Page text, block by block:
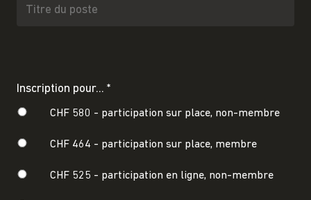
Inscription pour... *
CHF 580 - participation sur place, non-membre
CHF 464 - participation sur place, membre
CHF 525 - participation en ligne, non-membre